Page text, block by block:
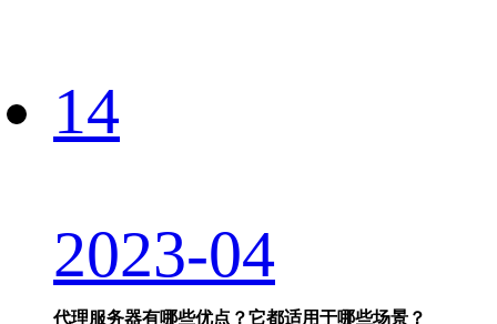
14
2023-04
代理服务器有哪些优点？它都适用于哪些场景？